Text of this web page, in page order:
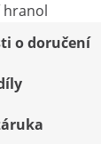
o doručení